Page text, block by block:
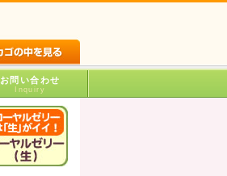
お問い合わせ
Inquiry